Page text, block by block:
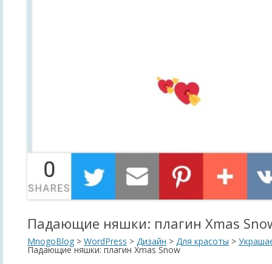
Падающие няшки: плагин Xmas
MnogoBlog > WordPress > Дизайн > Для красоты >
Падающие няшки: плагин Xmas Snow